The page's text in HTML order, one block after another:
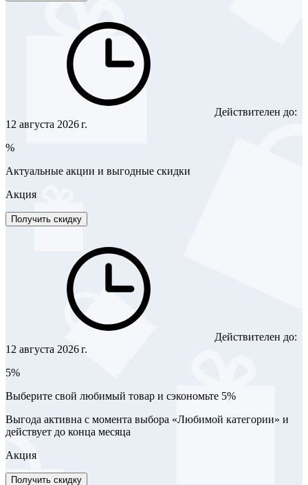
Действителен до:
12 августа 2026 г.
%
Актуальные акции и выгодные скидки
Акция
Получить скидку
Действителен до:
12 августа 2026 г.
5%
Выберите свой любимый товар и сэкономьте 5%
Выгода активна с момента выбора «Любимой категории» и
действует до конца месяца
Акция
Получить скидку